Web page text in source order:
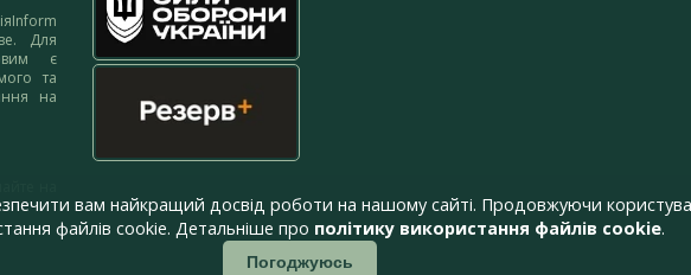
Для
є
та
на
вам найкращий досвід роботи на нашому сайті. Продовжуючи
файлів cookie. Детальніше про політику використання файлів cookie.
Погоджуюсь